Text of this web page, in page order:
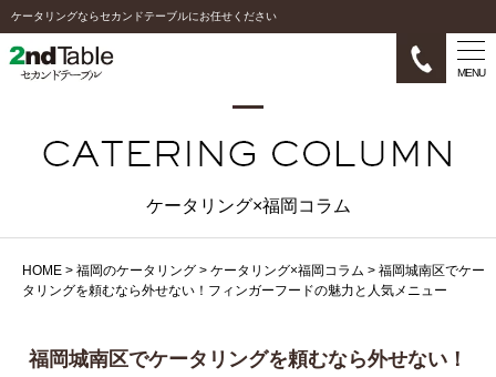
ケータリングならセカンドテーブルにお任せください
MENU
ケータリング×福岡コラム
HOME > 福岡のケータリング > ケータリング×福岡コラム > 福岡城南区でケー
タリングを頼むなら外せない！フィンガーフードの魅力と人気メニュー
福岡城南区でケータリングを頼むなら外せない！